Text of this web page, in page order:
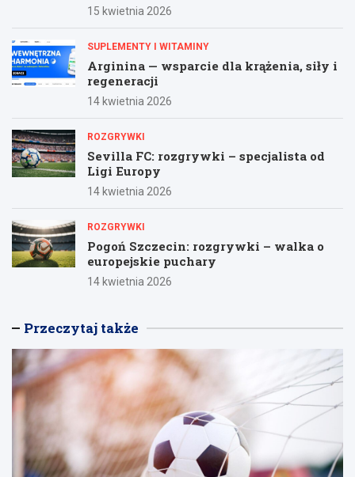
15 kwietnia 2026
SUPLEMENTY I WITAMINY
Arginina — wsparcie dla krążenia, siły i
regeneracji
14 kwietnia 2026
ROZGRYWKI
Sevilla FC: rozgrywki – specjalista od
Ligi Europy
14 kwietnia 2026
ROZGRYWKI
Pogoń Szczecin: rozgrywki – walka o
europejskie puchary
14 kwietnia 2026
Przeczytaj także